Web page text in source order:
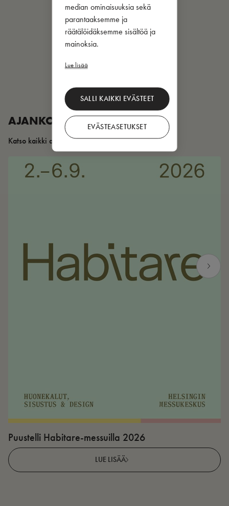
median ominaisuuksia sekä
parantaaksemme ja
räätälöidäksemme sisältöä ja
mainoksia.
Lue lisää
SALLI KAIKKI EVÄSTEET
EVÄSTEASETUKSET
AJANKOHTAISTA
Katso kaikki artikkelit
Puustelli Habitare-messuilla 2026
LUE LISÄÄ